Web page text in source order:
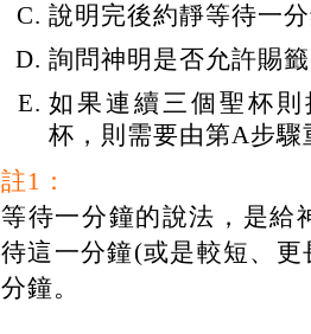
說明完後約靜等待一
詢問神明是否允許賜
如果連續三個聖杯
杯，則需要由第A步驟
註1：
等待一分鐘的說法，是給
待這一分鐘(或是較短、
分鐘。